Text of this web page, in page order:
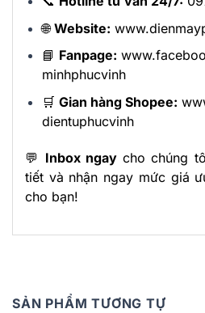
🌐Website:
📘 Fanpage:
minhphucvinh
🛒 Gian hàng Shopee:
dientuphucvinh
💬 Inbox ngay cho chúng
tiết và nhận ngay mức giá
cho bạn!
SẢN PHẨM TƯƠNG TỰ